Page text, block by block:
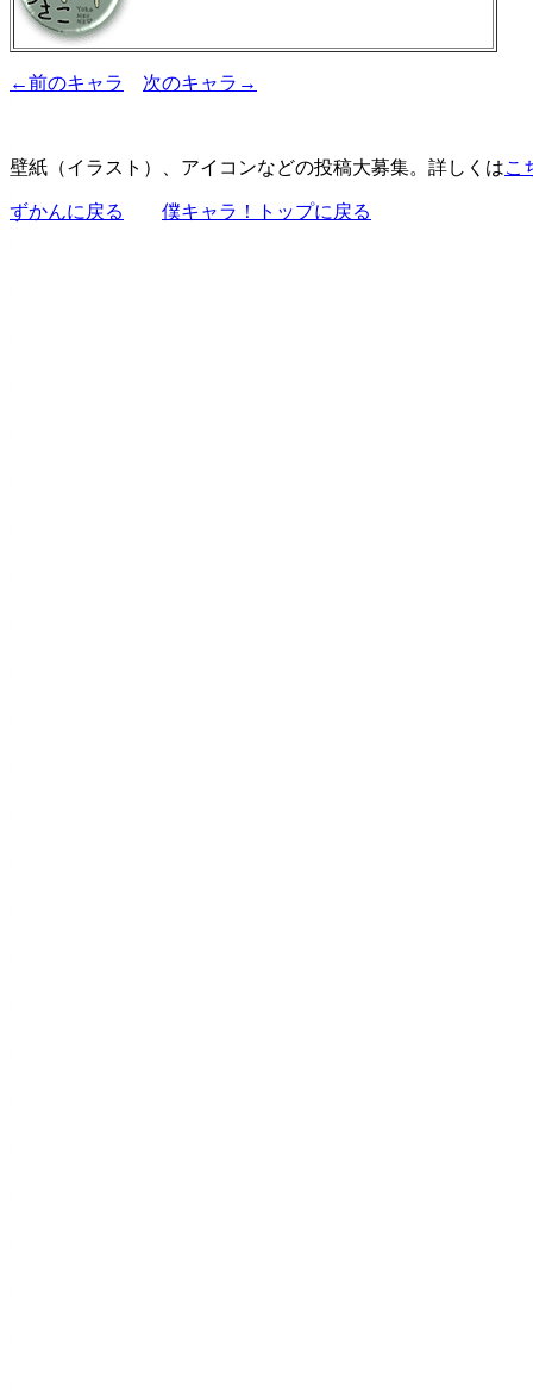
←前のキャラ 次のキャラ→
壁紙（イラスト）、アイコンなどの投稿大募集。詳しくはこ
ずかんに戻る 僕キャラ！トップに戻る